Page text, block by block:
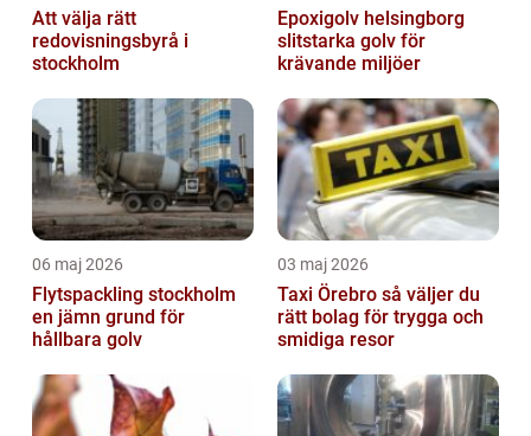
Att välja rätt
redovisningsbyrå i
stockholm
Epoxigolv helsingborg
slitstarka golv för
krävande miljöer
06 maj 2026
Flytspackling stockholm
en jämn grund för
hållbara golv
03 maj 2026
Taxi Örebro så väljer du
rätt bolag för trygga och
smidiga resor